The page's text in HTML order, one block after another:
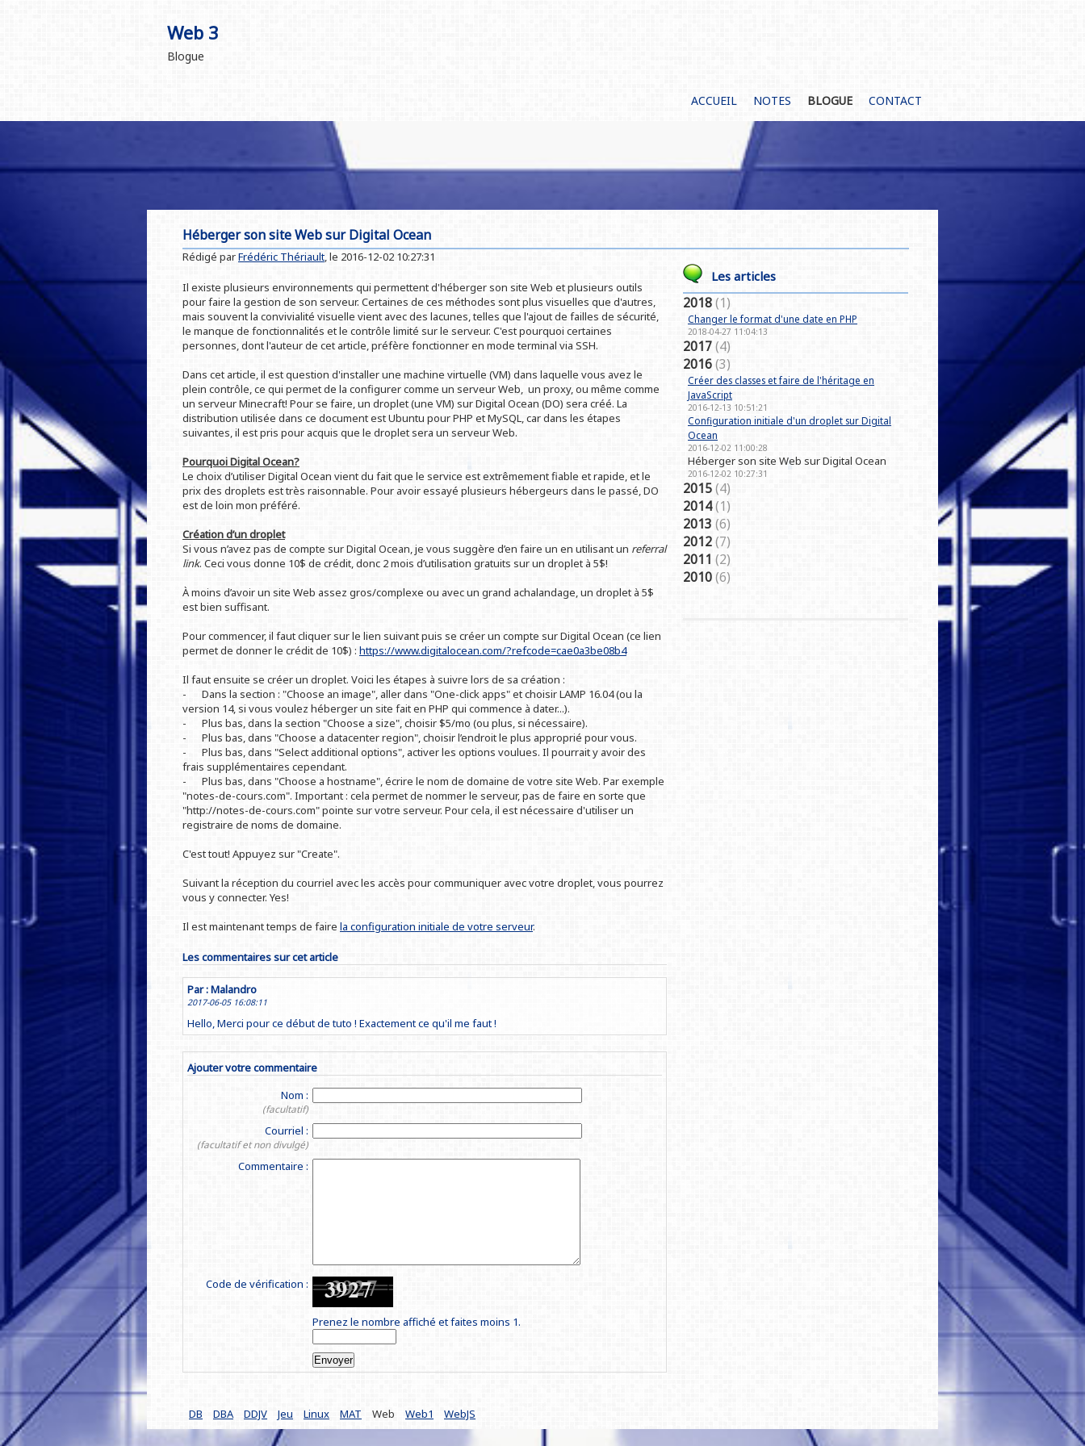
Web 3
Blogue
ACCUEIL NOTES BLOGUE CONTACT
DB DBA DDJV Jeu Linux MAT Web Web1 WebJS
Héberger son site Web sur Digital Ocean
Rédigé parFrédéric Thériault, le 2016-12-02 10:27:31
Il existe plusieurs environnements qui permettent d'héberger son site Web et plusieurs outils
pour faire la gestion de son serveur. Certaines de ces méthodes sont plus visuelles que d'autres,
mais souvent la convivialité visuelle vient avec des lacunes, telles que l'ajout de failles de sécurité,
le manque de fonctionnalités et le contrôle limité sur le serveur. C'est pourquoi certaines
personnes, dont l'auteur de cet article, préfère fonctionner en mode terminal via SSH.
Dans cet article, il est question d'installer une machine virtuelle (VM) dans laquelle vous avez le
plein contrôle, ce qui permet de la configurer comme un serveur Web, un proxy, ou même comme
un serveur Minecraft! Pour se faire, un droplet (une VM) sur Digital Ocean (DO) sera créé. La
distribution utilisée dans ce document est Ubuntu pour PHP et MySQL, car dans les étapes
suivantes, il est pris pour acquis que le droplet sera un serveur Web.
Pourquoi Digital Ocean?
Le choix d’utiliser Digital Ocean vient du fait que le service est extrêmement fiable et rapide, et le
prix des droplets est très raisonnable. Pour avoir essayé plusieurs hébergeurs dans le passé, DO
est de loin mon préféré.
Création d’un droplet
Si vous n’avez pas de compte sur Digital Ocean, je vous suggère d’en faire un en utilisant un referral
link. Ceci vous donne 10$ de crédit, donc 2 mois d’utilisation gratuits sur un droplet à 5$!
À moins d’avoir un site Web assez gros/complexe ou avec un grand achalandage, un droplet à 5$
est bien suffisant.
Pour commencer, il faut cliquer sur le lien suivant puis se créer un compte sur Digital Ocean (ce lien
permet de donner le crédit de 10$) : https://www.digitalocean.com/?refcode=cae0a3be08b4
Il faut ensuite se créer un droplet. Voici les étapes à suivre lors de sa création :
-
Dans la section : "Choose an image", aller dans "One-click apps" et choisir LAMP 16.04 (ou la
version 14, si vous voulez héberger un site fait en PHP qui commence à dater...).
-
Plus bas, dans la section "Choose a size", choisir $5/mo (ou plus, si nécessaire).
-
Plus bas, dans "Choose a datacenter region", choisir l’endroit le plus approprié pour vous.
-
Plus bas, dans "Select additional options", activer les options voulues. Il pourrait y avoir des
frais supplémentaires cependant.
-
Plus bas, dans "Choose a hostname", écrire le nom de domaine de votre site Web. Par exemple
"notes-de-cours.com". Important : cela permet de nommer le serveur, pas de faire en sorte que
"http://notes-de-cours.com" pointe sur votre serveur. Pour cela, il est nécessaire d'utiliser un
registraire de noms de domaine.
C'est tout! Appuyez sur "Create".
Suivant la réception du courriel avec les accès pour communiquer avec votre droplet, vous pourrez
vous y connecter. Yes!
Il est maintenant temps de faire la configuration initiale de votre serveur.
Les commentaires sur cet article
Par : Malandro
2017-06-05 16:08:11
Hello, Merci pour ce début de tuto ! Exactement ce qu'il me faut !
Ajouter votre commentaire
Nom :
(facultatif)
Courriel :
(facultatif et non divulgé)
Commentaire :
Code de vérification :
Prenez le nombre affiché et faites moins 1.
Les articles
2018(1)
Changer le format d'une date en PHP
2018-04-27 11:04:13
2017(4)
2016(3)
Créer des classes et faire de l'héritage en
JavaScript
2016-12-13 10:51:21
Configuration initiale d'un droplet sur Digital
Ocean
2016-12-02 11:00:28
Héberger son site Web sur Digital Ocean
2016-12-02 10:27:31
2015(4)
2014(1)
2013 (6)
2012(7)
2011 (2)
2010(6)